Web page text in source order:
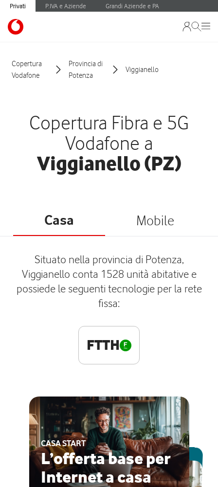
Privati P.IVA e Aziende Grandi Aziende e PA
Copertura
Vodafone
Provincia di
Potenza
Viggianello
Copertura Fibra e 5G
Vodafone a
Viggianello (PZ)
Casa Mobile
Situato nella provincia di Potenza,
Viggianello conta 1528 unità abitative e
possiede le seguenti tecnologie per la rete
fissa:
FTTH
CASA START
L’offerta base per
Internet a casa
ESCLUSIVA ONLINE